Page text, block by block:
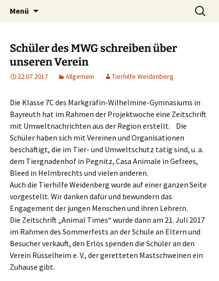
Tierhilfe
Weidenberg und Umgebung e.V.
Menü
Suchen
nach:
Schüler des MWG schreiben über
unseren Verein
22.07.2017 Allgemein Tierhilfe Weidenberg
Die Klasse 7C des Markgräfin-Wilhelmine-Gymnasiums in
Bayreuth hat im Rahmen der Projektwoche eine Zeitschrift
mit Umweltnachrichten aus der Region erstellt. Die
Schüler haben sich mit Vereinen und Organisationen
beschäftigt, die im Tier- und Umweltschutz tätig sind, u. a.
dem Tiergnadenhof in Pegnitz, Casa Animale in Gefrees,
Bleed in Helmbrechts und vielen anderen.
Auch die Tierhilfe Weidenberg wurde auf einer ganzen Seite
vorgestellt. Wir danken dafür und bewundern das
Engagement der jungen Menschen und ihren Lehrern.
Die Zeitschrift „Animal Times“ wurde dann am 21. Juli 2017
im Rahmen des Sommerfests an der Schule an Eltern und
Besucher verkauft, den Erlös spenden die Schüler an den
Verein Rüsselheim e. V., der geretteten Mastschweinen ein
Zuhause gibt.